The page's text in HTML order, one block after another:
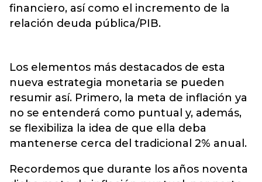
financiero, así como el incremento de la
relación deuda pública/PIB.
Los elementos más destacados de esta
nueva estrategia monetaria se pueden
resumir así. Primero, la meta de inflación ya
no se entenderá como puntual y, además,
se flexibiliza la idea de que ella deba
mantenerse cerca del tradicional 2% anual.
Recordemos que durante los años noventa